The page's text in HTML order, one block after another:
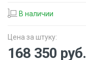
В наличии
Цена за штуку:
168 350 руб.